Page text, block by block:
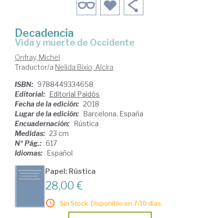
Decadencia
vida y muerte de Occidente
Onfray, Michel
Traductor/a Nelida Bixio, Alcira
ISBN: 9788449334658
Editorial: Editorial Paidós
Fecha de la edición: 2018
Lugar de la edición: Barcelona. España
Encuadernación: Rústica
Medidas: 23 cm
Nº Pág.: 617
Idiomas: Español
Papel: Rústica
28,00 €
Sin Stock. Disponible en 7/10 días.